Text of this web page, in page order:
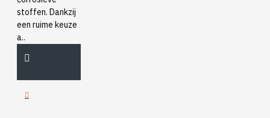
stoffen. Dankzij
een ruime keuze
a..